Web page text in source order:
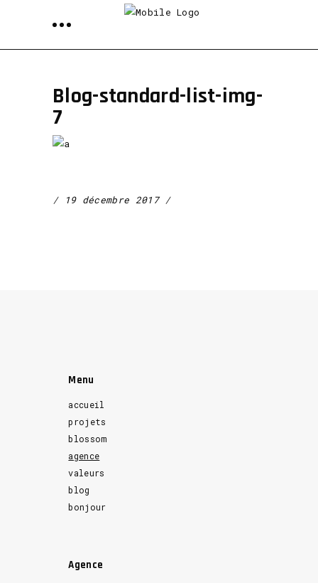
Blog-standard-list-img-
7
19 décembre 2017
Menu
accueil
projets
blossom
agence
valeurs
blog
bonjour
Agence